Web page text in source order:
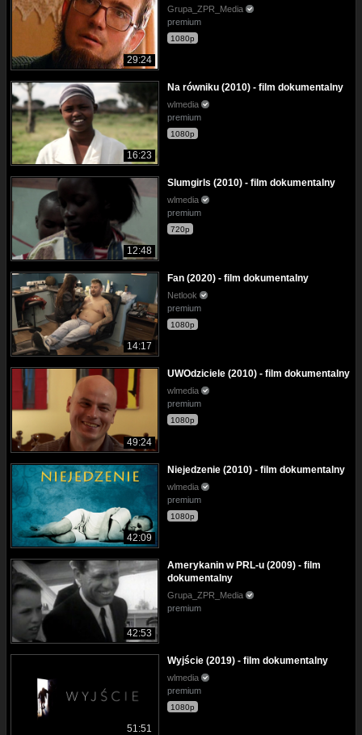
29:24
Grupa_ZPR_Media
premium
1080p
16:23
Na równiku (2010) - film dokumentalny
wlmedia
premium
1080p
12:48
Slumgirls (2010) - film dokumentalny
wlmedia
premium
720p
14:17
Fan (2020) - film dokumentalny
Netlook
premium
1080p
49:24
UWOdziciele (2010) - film dokumentalny
wlmedia
premium
1080p
42:09
Niejedzenie (2010) - film dokumentalny
wlmedia
premium
1080p
42:53
Amerykanin w PRL-u (2009) - film
dokumentalny
Grupa_ZPR_Media
premium
51:51
Wyjście (2019) - film dokumentalny
wlmedia
premium
1080p